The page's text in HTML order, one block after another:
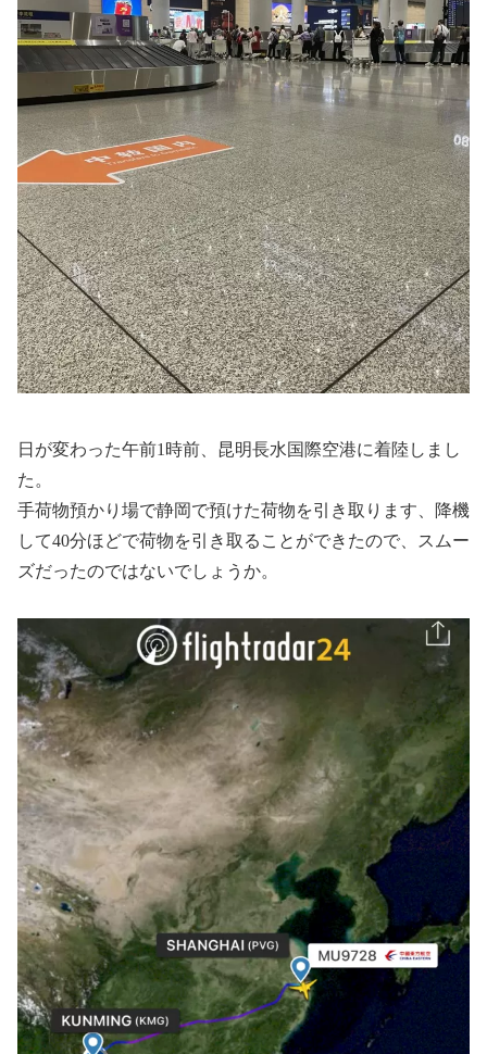
日が変わった午前1時前、昆明長水国際空港に着陸しまし
た。
手荷物預かり場で静岡で預けた荷物を引き取ります、降機
して40分ほどで荷物を引き取ることができたので、スムー
ズだったのではないでしょうか。